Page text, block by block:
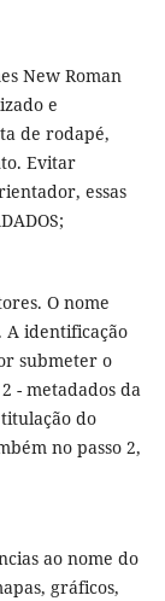
New Roman
e
de rodapé,
Evitar
essas
O nome
A identificação
submeter o
- metadados da
do
no passo 2,
ao nome do
gráficos,